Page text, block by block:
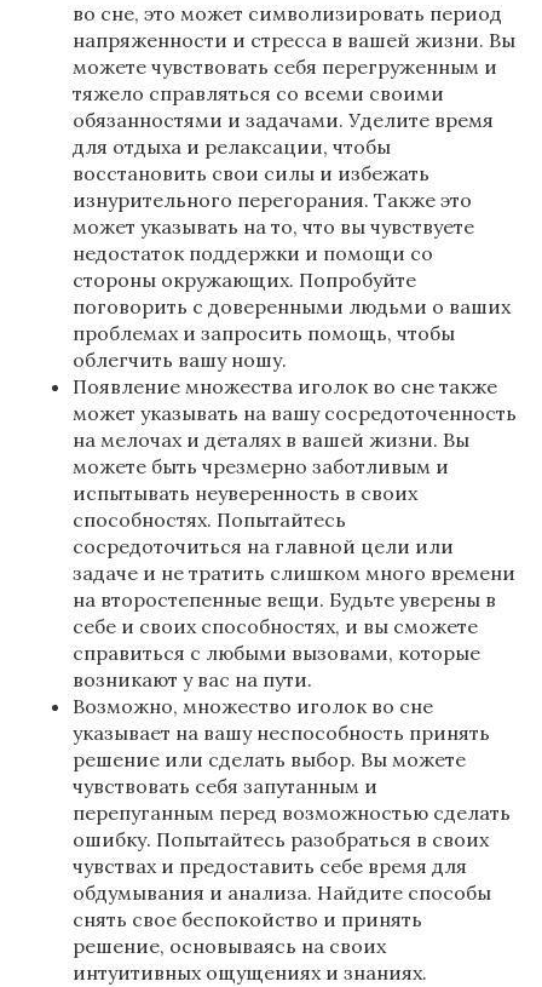
во сне, это может символизировать период
напряженности и стресса в вашей жизни. Вы
можете чувствовать себя перегруженным и
тяжело справляться со всеми своими
обязанностями и задачами. Уделите время
для отдыха и релаксации, чтобы
восстановить свои силы и избежать
изнурительного перегорания. Также это
может указывать на то, что вы чувствуете
недостаток поддержки и помощи со
стороны окружающих. Попробуйте
поговорить с доверенными людьми о ваших
проблемах и запросить помощь, чтобы
облегчить вашу ношу.
Появление множества иголок во сне также
может указывать на вашу сосредоточенность
на мелочах и деталях в вашей жизни. Вы
можете быть чрезмерно заботливым и
испытывать неуверенность в своих
способностях. Попытайтесь
сосредоточиться на главной цели или
задаче и не тратить слишком много времени
на второстепенные вещи. Будьте уверены в
себе и своих способностях, и вы сможете
справиться с любыми вызовами, которые
возникают у вас на пути.
Возможно, множество иголок во сне
указывает на вашу неспособность принять
решение или сделать выбор. Вы можете
чувствовать себя запутанным и
перепуганным перед возможностью сделать
ошибку. Попытайтесь разобраться в своих
чувствах и предоставить себе время для
обдумывания и анализа. Найдите способы
снять свое беспокойство и принять
решение, основываясь на своих
интуитивных ощущениях и знаниях.